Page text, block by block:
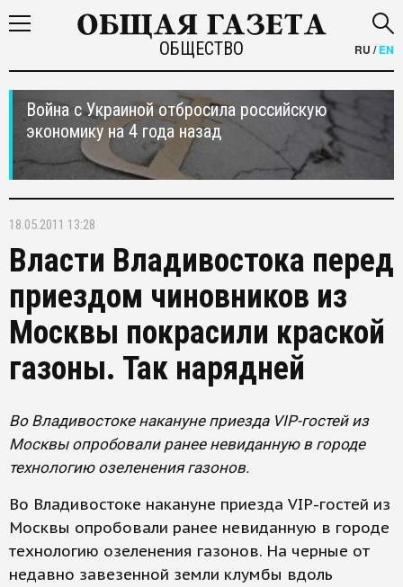
ОБЩЕСТВО RU /EN
Война с Украиной отбросила российскую
экономику на 4 года назад
18.05.2011 13:28
Власти Владивостока перед
приездом чиновников из
Москвы покрасили краской
газоны. Так нарядней
Во Владивостоке накануне приезда VIP-гостей из
Москвы опробовали ранее невиданную в городе
технологию озеленения газонов.
Во Владивостоке накануне приезда VIP-гостей из
Москвы опробовали ранее невиданную в городе
технологию озеленения газонов. На черные от
недавно завезенной земли клумбы вдоль